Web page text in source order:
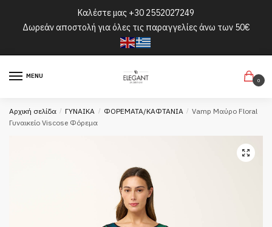
navigation
Καλέστε μας +30 2552027249
Δωρεάν αποστολή για όλες τις παραγγελίες άνω των 50€
MENU
0
Αρχική σελίδα / ΓΥΝΑΙΚΑ / ΦΟΡΕΜΑΤΑ/ΚΑΦΤΑΝΙΑ / Vamp Μαύρο Floral
Γυναικείο Viscose Φόρεμα